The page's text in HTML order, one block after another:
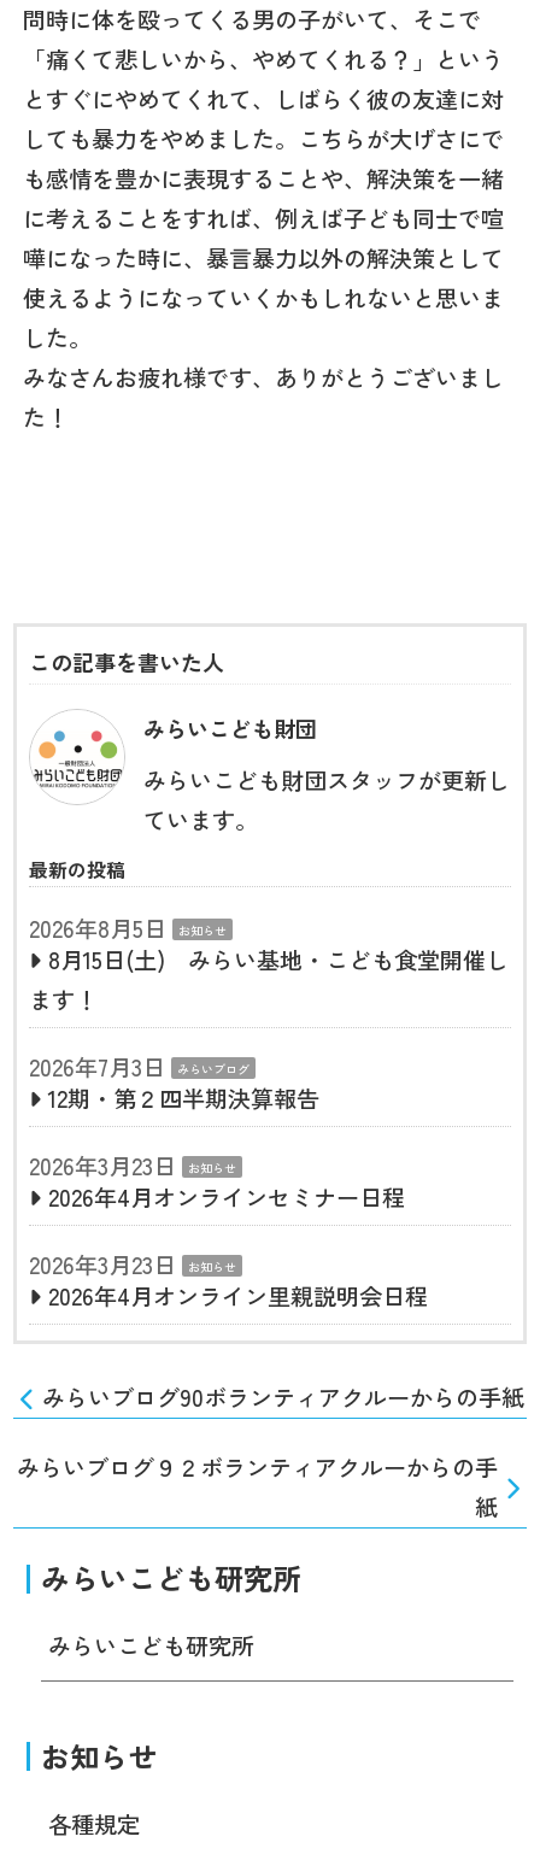
問時に体を殴ってくる男の子がいて、そこで
「痛くて悲しいから、やめてくれる？」という
とすぐにやめてくれて、しばらく彼の友達に対
しても暴力をやめました。こちらが大げさにで
も感情を豊かに表現することや、解決策を一緒
に考えることをすれば、例えば子ども同士で喧
嘩になった時に、暴言暴力以外の解決策として
使えるようになっていくかもしれないと思いま
した。
みなさんお疲れ様です、ありがとうございまし
た！
この記事を書いた人
みらいこども財団
みらいこども財団スタッフが更新し
ています。
最新の投稿
2026年8月5日 お知らせ
8月15日(土) みらい基地・こども食堂開催し
ます！
2026年7月3日
みらいブログ
12期・第２四半期決算報告
2026年3月23日
お知らせ
2026年4月オンラインセミナー日程
2026年3月23日
お知らせ
2026年4月オンライン里親説明会日程
みらいブログ90ボランティアクルーからの手紙
みらいブログ９２ボランティアクルーからの手
紙
みらいこども研究所
みらいこども研究所
お知らせ
各種規定